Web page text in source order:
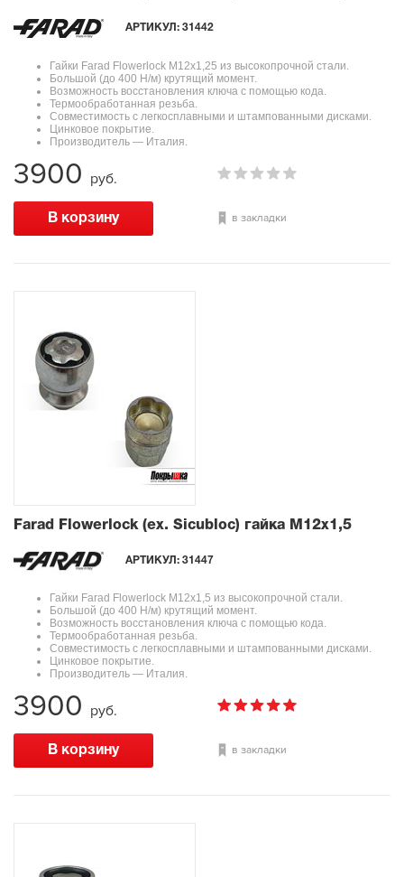
АРТИКУЛ: 31442
Гайки Farad Flowerlock M12x1,25 из высокопрочной стали.
Большой (до 400 Н/м) крутящий момент.
Возможность восстановления ключа с помощью кода.
Термообработанная резьба.
Совместимость с легкосплавными и штампованными дисками.
Цинковое покрытие.
Производитель — Италия.
в закладки
3900 руб.
Farad Flowerlock (ex. Sicubloc) гайка М12х1,5
АРТИКУЛ: 31447
Гайки Farad Flowerlock М12х1,5 из высокопрочной стали.
Большой (до 400 Н/м) крутящий момент.
Возможность восстановления ключа с помощью кода.
Термообработанная резьба.
Совместимость с легкосплавными и штампованными дисками.
Цинковое покрытие.
Производитель — Италия.
в закладки
3900 руб.